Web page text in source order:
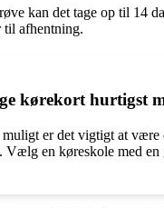
kan det tage op til 14
til afhentning.
kørekort hurtigst
er det vigtigt at
Vælg en køreskole med